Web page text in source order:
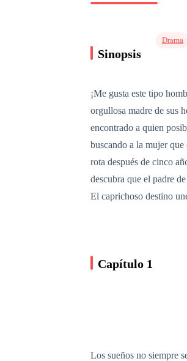
Sinopsis
Drama
¡Me gusta este tipo
orgullosa madre de sus
encontrado a quien
buscando a la mujer
rota después de cinco
descubra que el padre
El caprichoso destino
Capítulo 1
Los sueños no siempre